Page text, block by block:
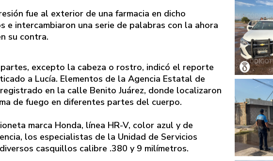
fue al exterior de una farmacia en dicho
e intercambiaron una serie de palabras con la ahora
su contra.
excepto la cabeza o rostro, indicó el reporte
a Lucía. Elementos de la Agencia Estatal de
en la calle Benito Juárez, donde localizaron
de fuego en diferentes partes del cuerpo.
marca Honda, línea HR-V, color azul y de
los especialistas de la Unidad de Servicios
casquillos calibre .380 y 9 milímetros.